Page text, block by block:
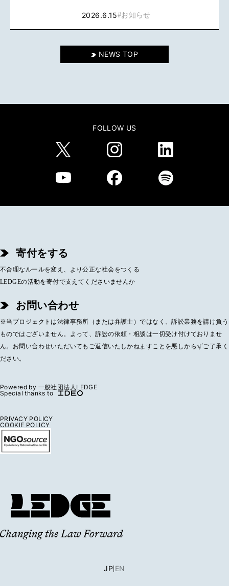
2026.6.15#お知らせ
NEWS TOP
FOLLOW US
寄付をする
不合理なルールを変え、より公正な社会をつくる
LEDGEの活動を寄付で支えてくださいませんか
お問い合わせ
※当プロジェクトは法律事務所（または弁護士）ではなく、訴訟業務を請け負う
ものではございません。よって、訴訟の依頼・相談は一切受け付けておりませ
ん。お問い合わせいただいてもご返信いたしかねますことを悪しからずご了承く
ださい。
Powered by 一般社団法人LEDGE
Special thanks to
PRIVACY POLICY
COOKIE POLICY
JP EN